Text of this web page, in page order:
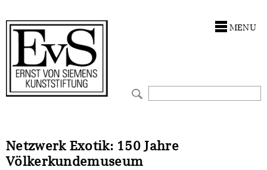
MENU
Netzwerk Exotik: 150 Jahre
Völkerkundemuseum
Förderphilosophie
Gremien
Presse und Neuigkeiten
Ankauf
Restaurierungen
Werkverzeichnisse